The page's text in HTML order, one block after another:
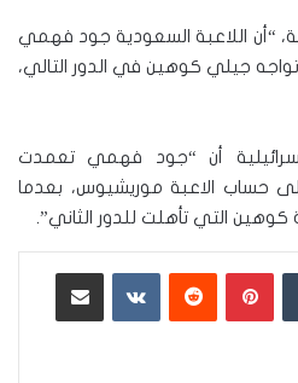
“أن اللاعبة السعودية جود فهمي
الـ32، حتى لا تواجه جيلي كوهين في الدور التالي،
أن “جود فهمي تعمدت
حساب الاعبة موريشيوس، بعدما
كوهين التي تأهلت للدور الثاني”.
بينتيريست ‏VKontakte